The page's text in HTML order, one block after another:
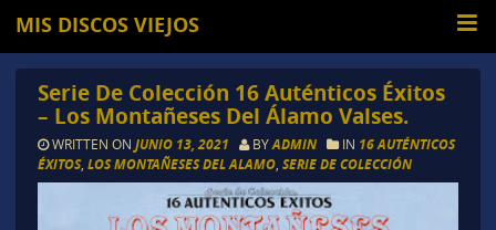
MIS DISCOS VIEJOS
Serie De Colección 16 Auténticos Éxitos
– Los Montañeses Del Álamo Valses.
WRITTEN ON JUNIO 13, 2021 BYADMIN IN 16 AUTÉNTICOS
ÉXITOS, LOS MONTAÑESES DEL ALAMO, SERIE DE COLECCIÓN